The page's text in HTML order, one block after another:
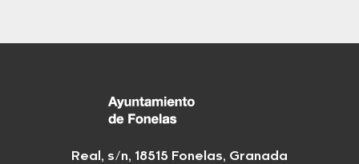
Real, s/n, 18515 Fonelas, Granada